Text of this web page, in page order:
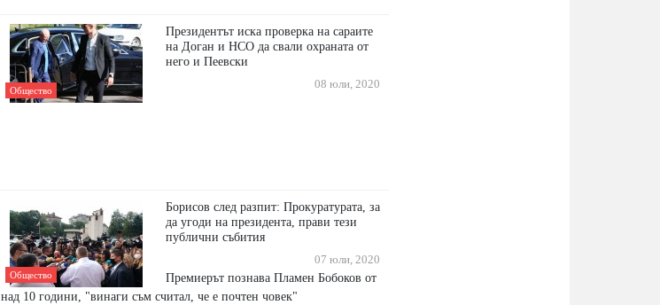
Общество
Президентът иска проверка на сараите
на Доган и НСО да свали охраната от
него и Пеевски
08 юли, 2020
Общество
Борисов след разпит: Прокуратурата, за
да угоди на президента, прави тези
публични събития
07 юли, 2020
Премиерът познава Пламен Бобоков от
над 10 години, "винаги съм считал, че е почтен човек"